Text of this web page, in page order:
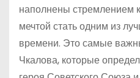
наполнены стремлением
мечтой стать одним из
времени. Это самые
Чкалова, которые